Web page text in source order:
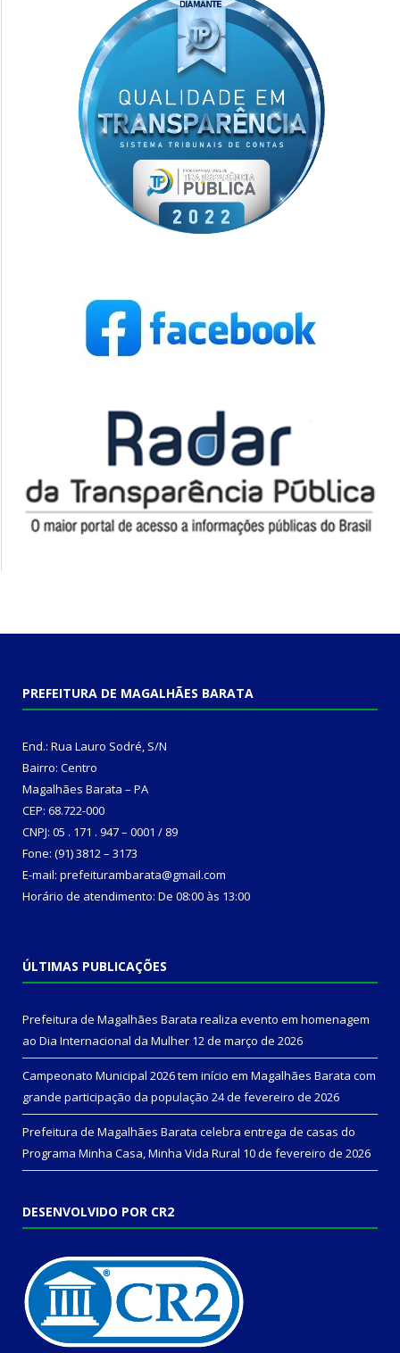
PREFEITURA DE MAGALHÃES BARATA
End.: Rua Lauro Sodré, S/N
Bairro: Centro
Magalhães Barata – PA
CEP: 68.722-000
CNPJ: 05 . 171 . 947 – 0001 / 89
Fone: (91) 3812 – 3173
E-mail: prefeiturambarata@gmail.com
Horário de atendimento: De 08:00 às 13:00
ÚLTIMAS PUBLICAÇÕES
Prefeitura de Magalhães Barata realiza evento em homenagem
ao Dia Internacional da Mulher 12 de março de 2026
Campeonato Municipal 2026 tem início em Magalhães Barata com
grande participação da população 24 de fevereiro de 2026
Prefeitura de Magalhães Barata celebra entrega de casas do
Programa Minha Casa, Minha Vida Rural 10 de fevereiro de 2026
DESENVOLVIDO POR CR2